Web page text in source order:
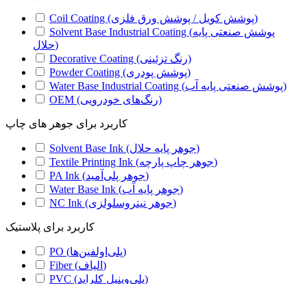
Coil Coating (پوشش کویل / پوشش ورق فلزی)
Solvent Base Industrial Coating (پوشش صنعتی پایه
حلال)
Decorative Coating (رنگ تزئینی)
Powder Coating (پوشش پودری)
Water Base Industrial Coating (پوشش صنعتی پایه آب)
OEM (رنگ‌های خودرویی)
کاربرد برای جوهر های چاپ
Solvent Base Ink (جوهر پایه حلال)
Textile Printing Ink (جوهر چاپ پارچه)
PA Ink (جوهر پلی‌آمید)
Water Base Ink (جوهر پایه آب)
NC Ink (جوهر نیتروسلولزی)
کاربرد برای پلاستیک
PO (پلی‌اولفین‌ها)
Fiber (الیاف)
PVC (پلی‌وینیل کلراید)